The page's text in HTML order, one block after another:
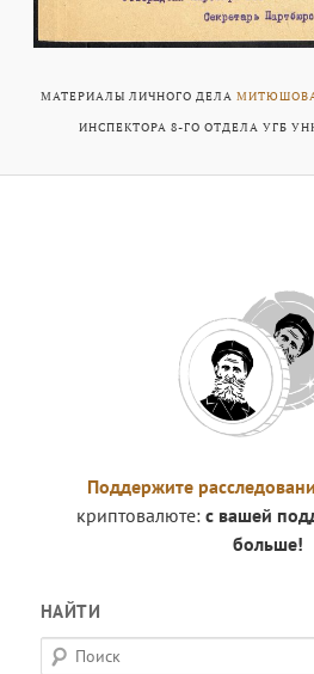
МАТЕРИАЛЫ ЛИЧНОГО ДЕЛА МИТЮШОВА
ИНСПЕКТОРА 8-ГО ОТДЕЛА УГБ
Поддержите
криптовалюте: с вашей
больше!
НАЙТИ
П